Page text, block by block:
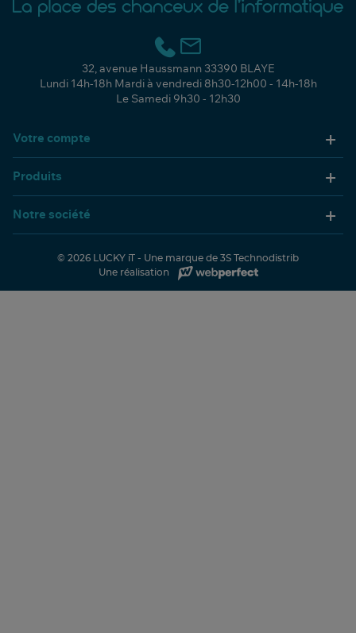
32, avenue Haussmann 33390 BLAYE
Lundi 14h-18hMardi à vendredi8h30-12h00 - 14h-18h
Le Samedi 9h30 - 12h30
Votre compte
Produits
Notre société
© 2026 LUCKY iT - Une marque de 3S Technodistrib
Une réalisation